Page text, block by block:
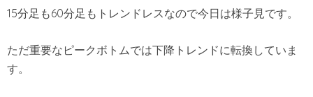
15分足も60分足もトレンドレスなので今日は様子見です。
ただ重要なピークボトムでは下降トレンドに転換していま
す。